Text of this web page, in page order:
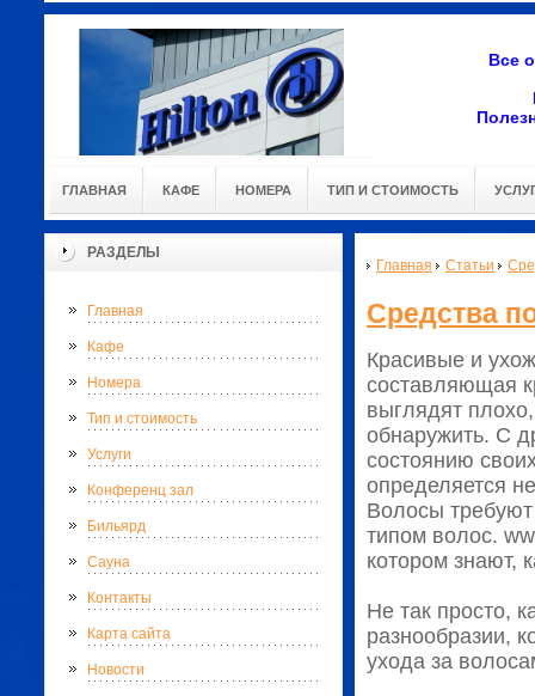
Все
ГЛАВНАЯ КАФЕ НОМЕРА ТИП И СТОИМОСТЬ
РАЗДЕЛЫ
Главная
Кафе
Номера
Тип и стоимость
Услуги
Конференц зал
Бильярд
Сауна
Контакты
Карта сайта
Новости
Главная Статьи
Средства
Красивые и
составляющая
выглядят
обнаружить. С
состоянию
определяется
Волосы требуют
типом волос.
котором знают,
Не так просто,
разнообразии,
ухода за